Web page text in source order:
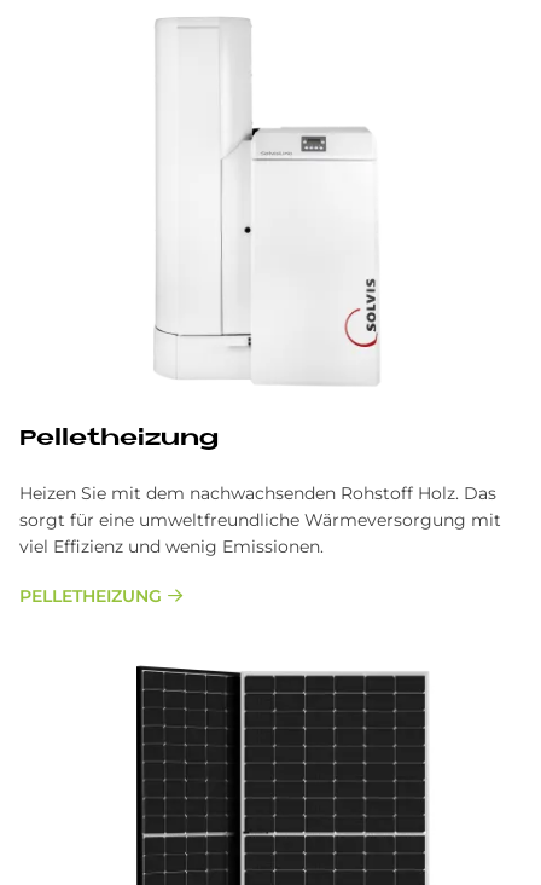
Pel­let­hei­zung
Heizen Sie mit dem nachwachsenden Rohstoff Holz. Das
sorgt für eine umweltfreundliche Wärmeversorgung mit
viel Effizienz und wenig Emissionen.
PELLETHEIZUNG